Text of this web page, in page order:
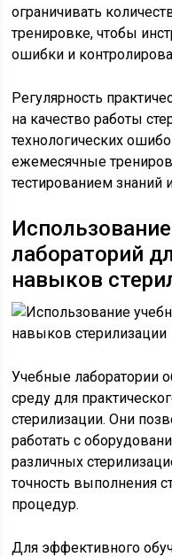
ограничивать
тренировке, чтобы
ошибки и
Регулярность
на качество работы
технологических
ежемесячные
тестированием знаний
лабораторий
навыков
Учебные лаборатории
среду для
стерилизации. Они
работать с
различных
точность выполнения
процедур.
Для эффективного